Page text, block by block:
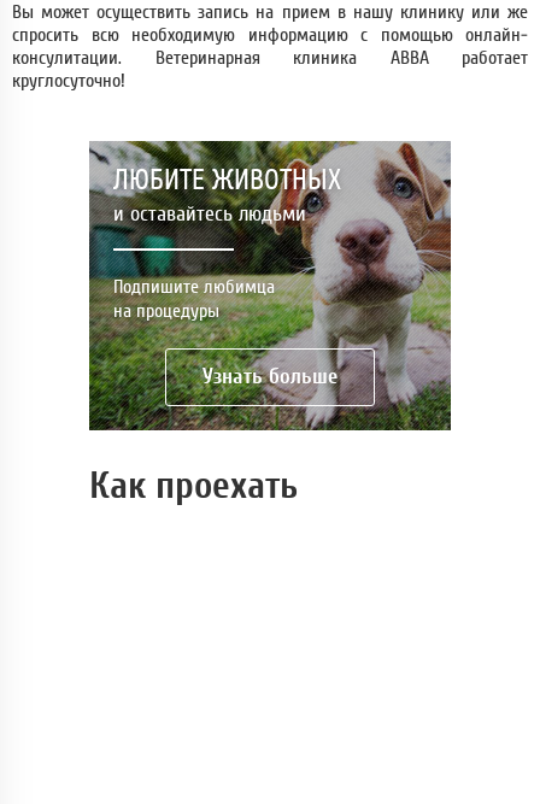
Вы может осуществить запись на прием в нашу клинику или же
спросить всю необходимую информацию с помощью онлайн-
консулитации. Ветеринарная клиника АВВА работает
круглосуточно!
ЛЮБИТЕ ЖИВОТНЫХ
и оставайтесь людьми
Подпишите любимца
на процедуры
Узнать больше
Как проехать